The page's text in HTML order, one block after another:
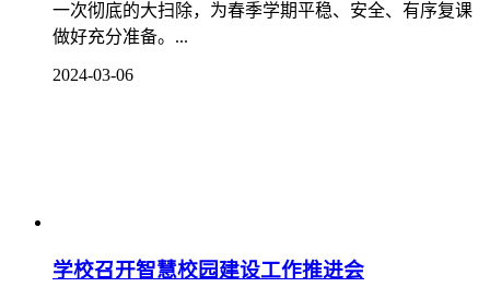
一次彻底的大扫除，为春季学期平稳、安全、有序复课
做好充分准备。...
2024-03-06
学校召开智慧校园建设工作推进会